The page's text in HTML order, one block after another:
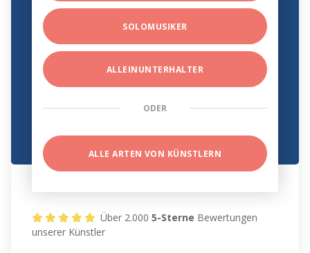
SOLOMUSIKER
ALLEINUNTERHALTER
ODER
ALLE ARTEN VON KÜNSTLERN
Über 2.0005-Sterne Bewertungen
unserer Künstler